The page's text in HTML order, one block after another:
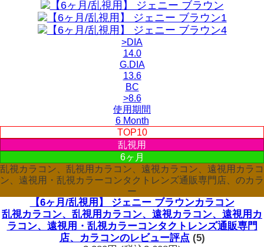
>DIA
14.0
G.DIA
13.6
BC
>8.6
使用期間
6 Month
TOP10
乱視用
6ヶ月
乱視カラコン、乱視用カラコン、遠視カラコン、遠視用カラコ
ン、遠視用・乱視カラーコンタクトレンズ通販専門店、のカラ
ー
【6ヶ月/乱視用】 ジェニー ブラウンカラコン
乱視カラコン、乱視用カラコン、遠視カラコン、遠視用カ
ラコン、遠視用・乱視カラーコンタクトレンズ通販専門
店、カラコンのレビュー評点 (5)